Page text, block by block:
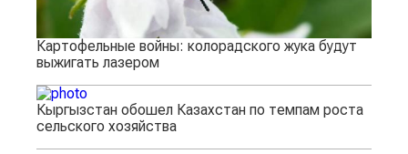
Картофельные войны: колорадского жука будут
выжигать лазером
Кыргызстан обошел Казахстан по темпам роста
сельского хозяйства